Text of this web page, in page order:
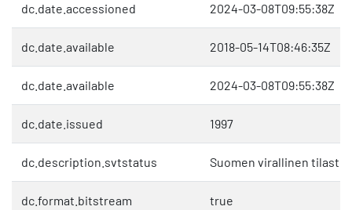
dc.date.accessioned 2024-03-08T09:55:38Z
dc.date.available 2018-05-14T08:46:35Z
dc.date.available 2024-03-08T09:55:38Z
dc.date.issued 1997
dc.description.svtstatus Suomen virallinen tilasto
dc.format.bitstream true